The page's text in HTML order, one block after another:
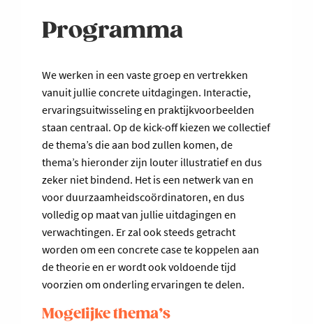
Programma
We werken in een vaste groep en vertrekken
vanuit jullie concrete uitdagingen. Interactie,
ervaringsuitwisseling en praktijkvoorbeelden
staan centraal. Op de kick-off kiezen we collectief
de thema’s die aan bod zullen komen, de
thema’s hieronder zijn louter illustratief en dus
zeker niet bindend. Het is een netwerk van en
voor duurzaamheidscoördinatoren, en dus
volledig op maat van jullie uitdagingen en
verwachtingen. Er zal ook steeds getracht
worden om een concrete case te koppelen aan
de theorie en er wordt ook voldoende tijd
voorzien om onderling ervaringen te delen.
Mogelijke thema’s